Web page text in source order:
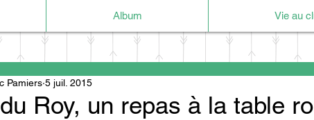
Album Vie au
Roy, un repas à la table
Pamiers 5 juil. 2015